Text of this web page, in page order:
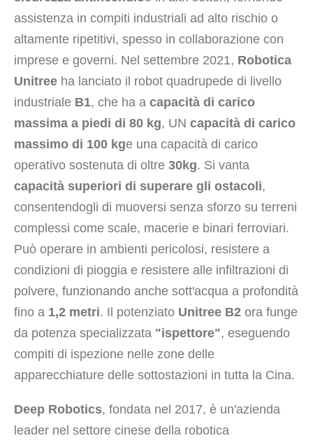
assistenza in compiti industriali ad alto rischio o
altamente ripetitivi, spesso in collaborazione con
imprese e governi. Nel settembre 2021, Robotica
Unitree ha lanciato il robot quadrupede di livello
industriale B1, che ha a capacità di carico
massima a piedi di 80 kg, UN capacità di carico
massimo di 100 kge una capacità di carico
operativo sostenuta di oltre 30kg. Si vanta
capacità superiori di superare gli ostacoli,
consentendogli di muoversi senza sforzo su terreni
complessi come scale, macerie e binari ferroviari.
Può operare in ambienti pericolosi, resistere a
condizioni di pioggia e resistere alle infiltrazioni di
polvere, funzionando anche sott'acqua a profondità
fino a 1,2 metri. Il potenziato Unitree B2 ora funge
da potenza specializzata "ispettore", eseguendo
compiti di ispezione nelle zone delle
apparecchiature delle sottostazioni in tutta la Cina.
Deep Robotics, fondata nel 2017, è un'azienda
leader nel settore cinese della robotica